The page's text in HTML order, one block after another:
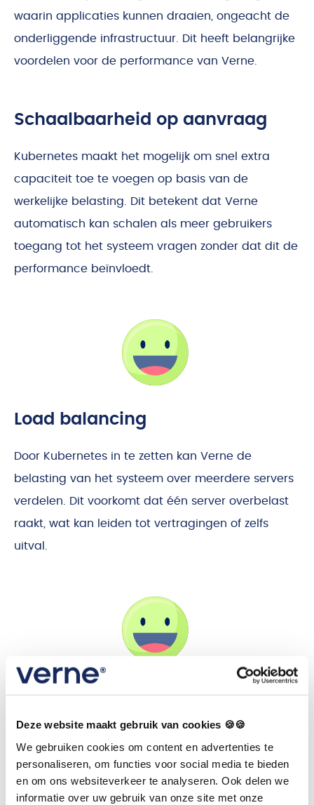
Deze website maakt gebruik van cookies 🍪🍪
We gebruiken cookies om content en advertenties te
personaliseren, om functies voor social media te bieden
en om ons websiteverkeer te analyseren. Ook delen we
informatie over uw gebruik van onze site met onze
waarin applicaties kunnen draaien, ongeacht de
onderliggende infrastructuur. Dit heeft belangrijke
voordelen voor de performance van Verne.
Schaalbaarheid op aanvraag
Kubernetes maakt het mogelijk om snel extra
capaciteit toe te voegen op basis van de
werkelijke belasting. Dit betekent dat Verne
automatisch kan schalen als meer gebruikers
toegang tot het systeem vragen zonder dat dit de
performance beïnvloedt.
Load balancing
Door Kubernetes in te zetten kan Verne de
belasting van het systeem over meerdere servers
verdelen. Dit voorkomt dat één server overbelast
raakt, wat kan leiden tot vertragingen of zelfs
uitval.
Veerkracht en herstel
Kubernetes detecteert automatisch problemen en
kan applicaties opnieuw opstarten of verplaatsen
naar gezonde omgevingen. Dit verhoogt de
betrouwbaarheid en continuïteit van Verne, wat